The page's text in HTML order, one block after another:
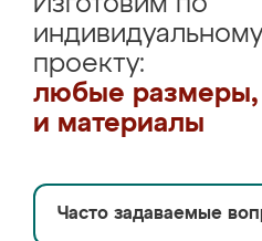
индивидуальному
проекту:
любые размеры,
и материалы
Часто задаваемые